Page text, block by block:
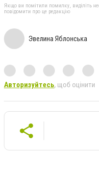
Якщо ви помітили помилку, виділіть
повідомити про це редакцію
Эвелина Яблонська
Авторизуйтесь, щоб оцінити